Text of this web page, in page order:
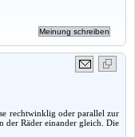
rechtwinklig oder parallel zur
der Räder einander gleich. Die